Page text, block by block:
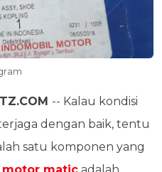
-- Kalau kondisi
dengan baik, tentu
satu komponen yang
motor matic adalah